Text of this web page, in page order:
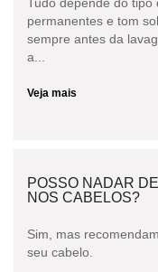
Tudo depende do
permanentes e tom
sempre antes da
a...
Veja mais
POSSO NADAR
NOS CABELOS?
Sim, mas
seu cabelo.